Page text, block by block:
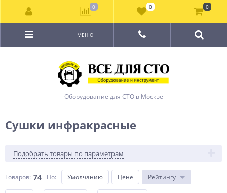
Оборудование для СТО в Москве
МЕНЮ
Сушки инфракрасные
Подобрать товары по параметрам
Товаров: 74 По: Умолчанию Цене Рейтингу
0 0 0